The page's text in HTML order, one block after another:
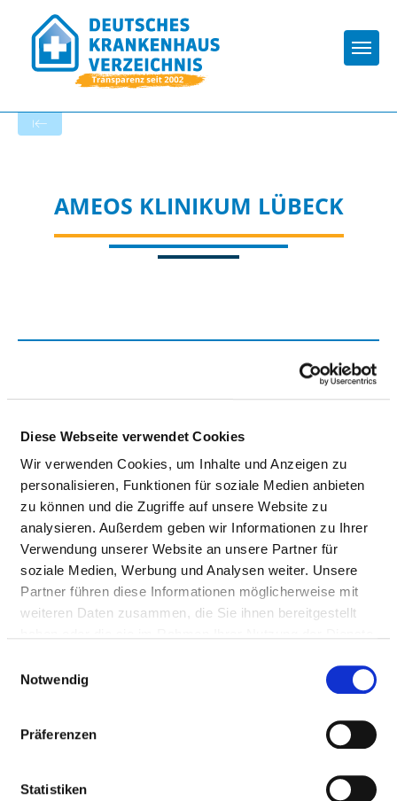
Diese Webseite verwendet Cookies
Wir verwenden Cookies, um Inhalte und Anzeigen zu
personalisieren, Funktionen für soziale Medien anbieten
zu können und die Zugriffe auf unsere Website zu
analysieren. Außerdem geben wir Informationen zu Ihrer
Verwendung unserer Website an unsere Partner für
soziale Medien, Werbung und Analysen weiter. Unsere
Partner führen diese Informationen möglicherweise mit
weiteren Daten zusammen, die Sie ihnen bereitgestellt
Notwendig
Präferenzen
Statistiken
AMEOS KLINIKUM LÜBECK
QUALITÄTSMANAGEMENT
VERANTWORTLICHE PERSON
Frau Carolin Brüning-Zeugner
Prozess- und Qualitätsmanagerin
Kahlhorststr. 33
Mail:
ed.soema@rengueZ-gnineurB.niloraC